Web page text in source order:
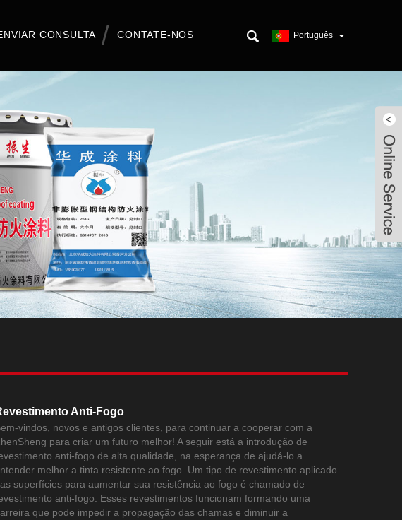
CONSULTA CONTATE-NOS Português
Anti-Fogo
vindos, novos e antigos clientes, para continuar a cooperar com a
para criar um futuro melhor! A seguir está a introdução de
anti-fogo de alta qualidade, na esperança de ajudá-lo a
melhor a tinta resistente ao fogo. Um tipo de revestimento aplicado
superfícies para aumentar sua resistência ao fogo é chamado de
anti-fogo. Esses revestimentos funcionam formando uma
que pode impedir a propagação das chamas e diminuir a